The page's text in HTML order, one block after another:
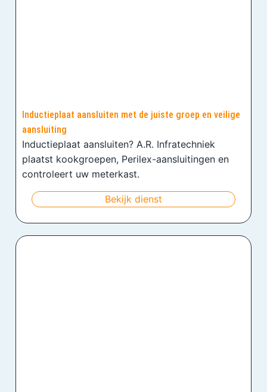
Inductieplaat aansluiten met de juiste groep en veilige
aansluiting
Inductieplaat aansluiten? A.R. Infratechniek
plaatst kookgroepen, Perilex-aansluitingen en
controleert uw meterkast.
Bekijk dienst